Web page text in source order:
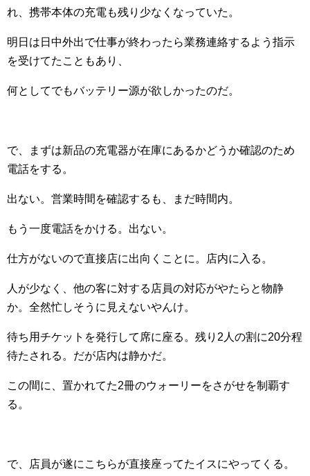
れ、携帯本体の充電も残り少なくなっていた。
明日は日中外出で仕事が終わったら業務連絡するよう指示
を受けてたこともあり、
何としてでもバッテリー源が欲しかったのだ。
で、まずは新品の充電器が在庫にあるかどうか確認のため
電話をする。
出ない。営業時間を確認するも、まだ時間内。
もう一度電話をかける。出ない。
仕方がないので直接店に出向くことに。店内に入る。
人が少なく、他の客に対する店員の対応がやたらと物静
か。全然忙しそうに見えないやんけ。
待ち用チケットを発行して席に座る。残り2人の割に20分程
待たされる。だが店内は静かだ。
この間に、置かれてた2冊のウォーリーをさがせを制覇す
る。
で、店員が遂にこちらが直接座ってたイスにやってくる。